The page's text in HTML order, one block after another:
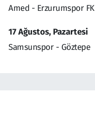
Amed - Erzurumspor FK
17 Ağustos, Pazartesi
Samsunspor - Göztepe